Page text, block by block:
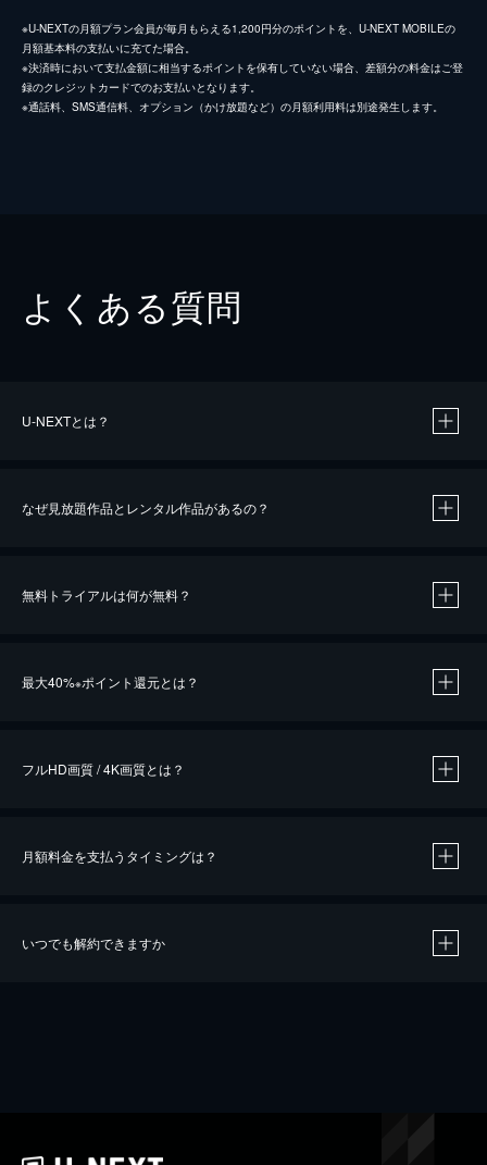
※U-NEXTの月額プラン会員が毎月もらえる1,200円分のポイントを、U-NEXT MOBILEの
月額基本料の支払いに充てた場合。
※決済時において支払金額に相当するポイントを保有していない場合、差額分の料金はご登
録のクレジットカードでのお支払いとなります。
※通話料、SMS通信料、オプション（かけ放題など）の月額利用料は別途発生します。
よくある質問
U-NEXTとは？
なぜ見放題作品とレンタル作品があるの？
無料トライアルは何が無料？
最大40%※ポイント還元とは？
※40％ポイント還元の対象は、クレジットカード決済による作品の購入 / レンタルです。
iOSアプリのUコイン決済による作品の購入 / レンタルは、20％のポイント還元です。
フルHD画質 / 4K画質とは？
月額料金を支払うタイミングは？
いつでも解約できますか